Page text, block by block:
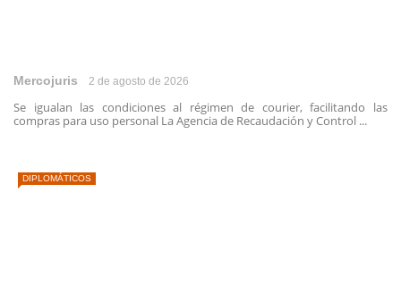
Mercojuris 2 de agosto de 2026
Se igualan las condiciones al régimen de courier, facilitando las
compras para uso personal La Agencia de Recaudación y Control ...
DIPLOMÁTICOS